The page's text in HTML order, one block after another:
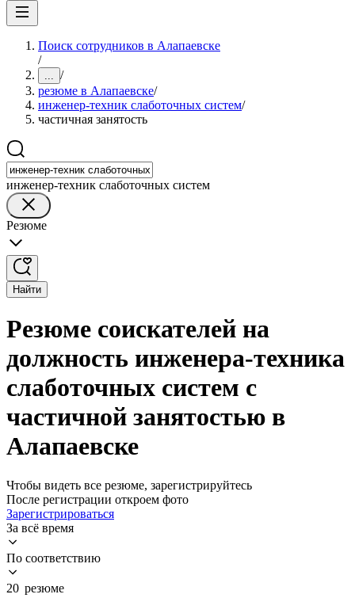
Поиск сотрудников в Алапаевске
/
... /
резюме в Алапаевске/
инженер-техник слаботочных систем/
частичная занятость
инженер-техник слаботочных систем
Резюме
Найти
Резюме соискателей на
должность инженера-техника
слаботочных систем с
частичной занятостью в
Алапаевске
Чтобы видеть все резюме, зарегистрируйтесь
После регистрации откроем фото
Зарегистрироваться
За всё время
По соответствию
20 резюме